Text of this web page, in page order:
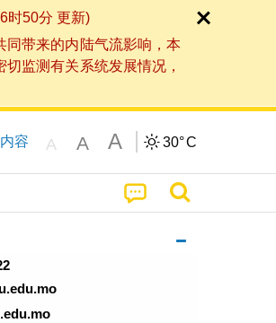
时50分 更新)
同带来的内陆气流影响，本
监测有关系统发展情况，
容 A A A 30°C